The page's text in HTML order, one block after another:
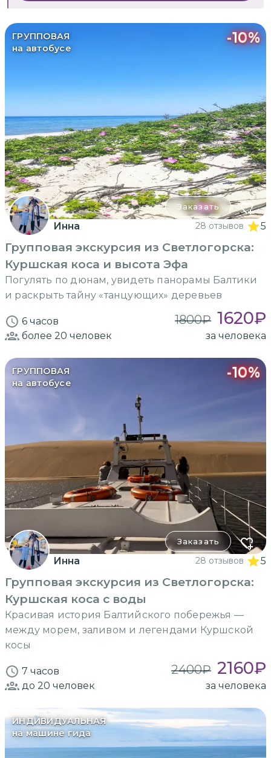
ГРУППОВАЯ
на автобусе
-10%
Заказать
Инна 28 отзывов 5
Групповая экскурсия из Светлогорска:
Куршская коса и высота Эфа
Погулять по дюнам, увидеть панорамы Балтики
и раскрыть тайну «танцующих» деревьев
6 часов 1800₽ 1620₽
более 20 человек за человека
ГРУППОВАЯ
на автобусе
-10%
Заказать
Инна 28 отзывов 5
Групповая экскурсия из Светлогорска:
Куршская коса с воды
Красивая история Балтийского побережья —
между морем, заливом и легендами Куршской
косы
7 часов 2400₽ 2160₽
до 20 человек за человека
ИНДИВИДУАЛЬНАЯ
на машине гида